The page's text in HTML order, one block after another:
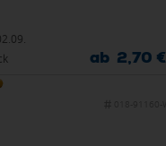
ab 2,70 €